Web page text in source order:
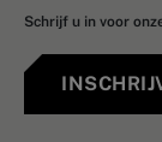
Schrijf u in voor